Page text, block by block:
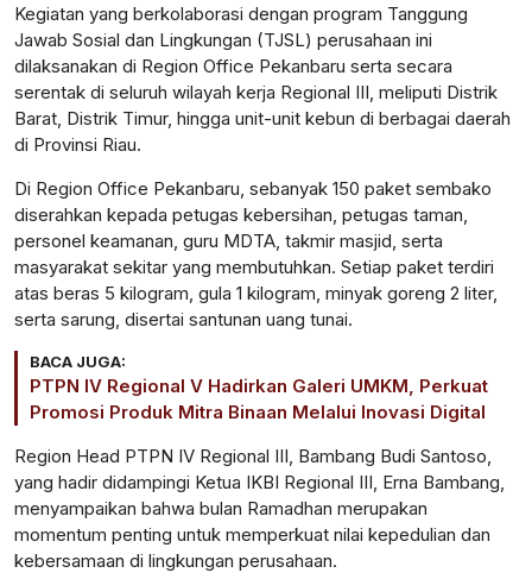
Kegiatan yang berkolaborasi dengan program Tanggung
Jawab Sosial dan Lingkungan (TJSL) perusahaan ini
dilaksanakan di Region Office Pekanbaru serta secara
serentak di seluruh wilayah kerja Regional III, meliputi Distrik
Barat, Distrik Timur, hingga unit-unit kebun di berbagai daerah
di Provinsi Riau.
Di Region Office Pekanbaru, sebanyak 150 paket sembako
diserahkan kepada petugas kebersihan, petugas taman,
personel keamanan, guru MDTA, takmir masjid, serta
masyarakat sekitar yang membutuhkan. Setiap paket terdiri
atas beras 5 kilogram, gula 1 kilogram, minyak goreng 2 liter,
serta sarung, disertai santunan uang tunai.
BACA JUGA:
PTPN IV Regional V Hadirkan Galeri UMKM, Perkuat
Promosi Produk Mitra Binaan Melalui Inovasi Digital
Region Head PTPN IV Regional III, Bambang Budi Santoso,
yang hadir didampingi Ketua IKBI Regional III, Erna Bambang,
menyampaikan bahwa bulan Ramadhan merupakan
momentum penting untuk memperkuat nilai kepedulian dan
kebersamaan di lingkungan perusahaan.